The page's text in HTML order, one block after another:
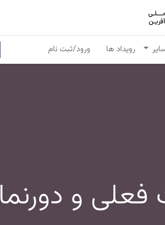
رویداد ها ورود/ثبت نام
و دورنما